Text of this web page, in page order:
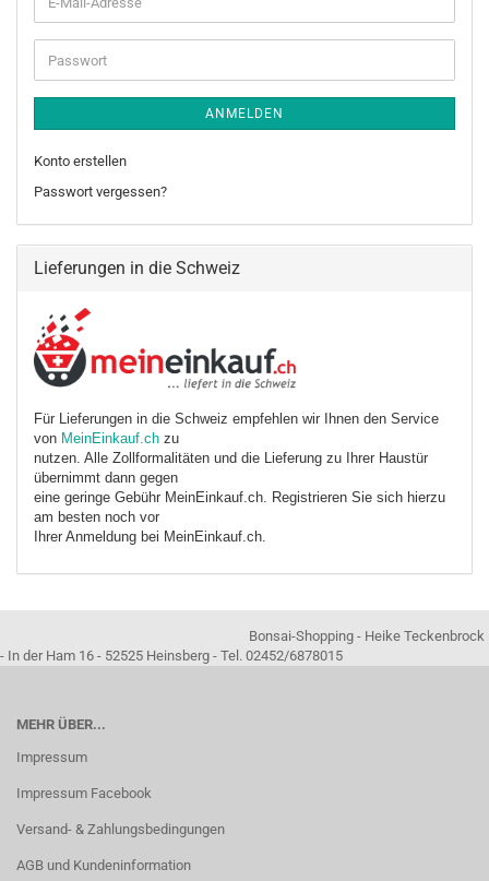
Mail-
Adresse
Passwort
ANMELDEN
Konto erstellen
Passwort vergessen?
Lieferungen in die Schweiz
Für Lieferungen in die Schweiz empfehlen wir Ihnen den Service
von MeinEinkauf.ch zu
nutzen. Alle Zollformalitäten und die Lieferung zu Ihrer Haustür
übernimmt dann gegen
eine geringe Gebühr MeinEinkauf.ch. Registrieren Sie sich hierzu
am besten noch vor
Ihrer Anmeldung bei MeinEinkauf.ch.
Bonsai-Shopping - Heike Teckenbrock
- In der Ham 16 - 52525 Heinsberg - Tel. 02452/6878015
MEHR ÜBER...
Impressum
Impressum Facebook
Versand- & Zahlungsbedingungen
AGB und Kundeninformation